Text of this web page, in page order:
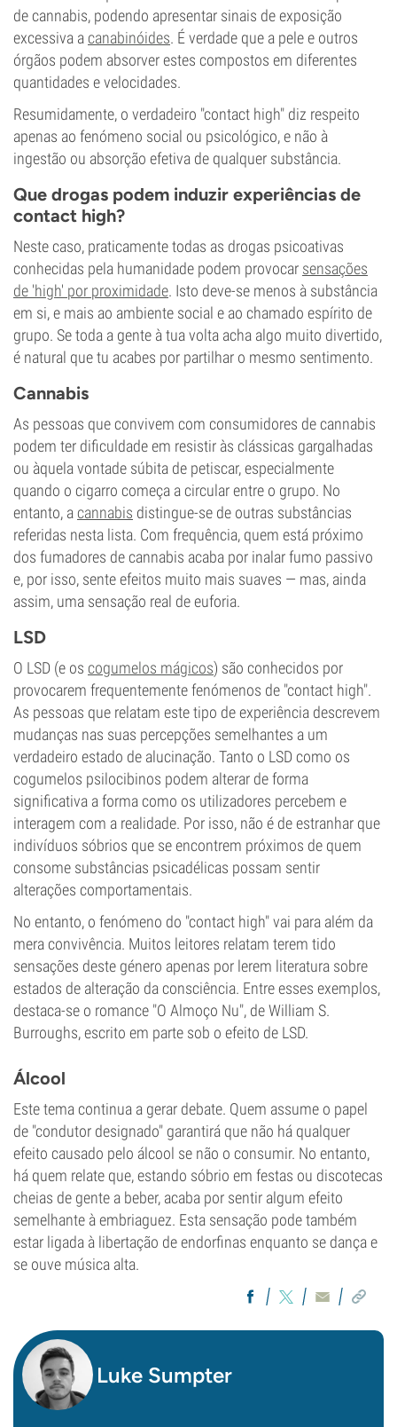
de cannabis, podendo apresentar sinais de exposição
excessiva acanabinóides. É verdade que a pele e outros
órgãos podem absorver estes compostos em diferentes
quantidades e velocidades.
Resumidamente, o verdadeiro "contact high" diz respeito
apenas ao fenómeno social ou psicológico, e não à
ingestão ou absorção efetiva de qualquer substância.
Que drogas podem induzir experiências de
contact high?
Neste caso, praticamente todas as drogas psicoativas
conhecidas pela humanidade podem provocar sensações
de 'high' por proximidade. Isto deve-se menos à substância
em si, e mais ao ambiente social e ao chamado espírito de
grupo. Se toda a gente à tua volta acha algo muito divertido,
é natural que tu acabes por partilhar o mesmo sentimento.
Cannabis
As pessoas que convivem com consumidores de cannabis
podem ter dificuldade em resistir às clássicas gargalhadas
ou àquela vontade súbita de petiscar, especialmente
quando o cigarro começa a circular entre o grupo. No
entanto, acannabis distingue-se de outras substâncias
referidas nesta lista. Com frequência, quem está próximo
dos fumadores de cannabis acaba por inalar fumo passivo
e, por isso, sente efeitos muito mais suaves — mas, ainda
assim, uma sensação real de euforia.
LSD
O LSD (e os cogumelos mágicos) são conhecidos por
provocarem frequentemente fenómenos de "contact high".
As pessoas que relatam este tipo de experiência descrevem
mudanças nas suas percepções semelhantes a um
verdadeiro estado de alucinação. Tanto o LSD como os
cogumelos psilocibinos podem alterar de forma
significativa a forma como os utilizadores percebem e
interagem com a realidade. Por isso, não é de estranhar que
indivíduos sóbrios que se encontrem próximos de quem
consome substâncias psicadélicas possam sentir
alterações comportamentais.
No entanto, o fenómeno do "contact high" vai para além da
mera convivência. Muitos leitores relatam terem tido
sensações deste género apenas por lerem literatura sobre
estados de alteração da consciência. Entre esses exemplos,
destaca-se o romance "O Almoço Nu", de William S.
Burroughs, escrito em parte sob o efeito de LSD.
Álcool
Este tema continua a gerar debate. Quem assume o papel
de "condutor designado" garantirá que não há qualquer
efeito causado pelo álcool se não o consumir. No entanto,
há quem relate que, estando sóbrio em festas ou discotecas
cheias de gente a beber, acaba por sentir algum efeito
semelhante à embriaguez. Esta sensação pode também
estar ligada à libertação de endorfinas enquanto se dança e
se ouve música alta.
Luke Sumpter